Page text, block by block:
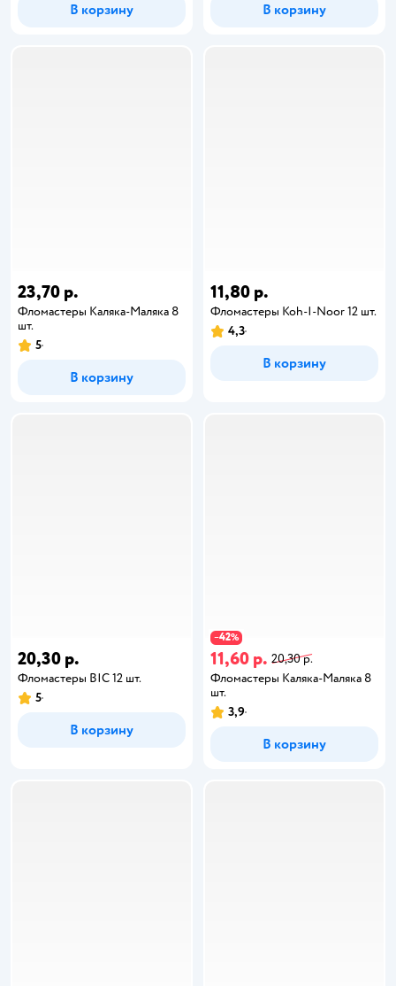
В корзину В корзину
23,70 р.
Фломастеры Каляка-Маляка 8
шт.
5
В корзину
11,80 р.
Фломастеры Koh-I-Noor 12 шт.
4,3
В корзину
20,30 р.
Фломастеры BIC 12 шт.
5
В корзину
−42%
11,60 р. 20,30 р.
Фломастеры Каляка-Маляка 8
шт.
3,9
В корзину